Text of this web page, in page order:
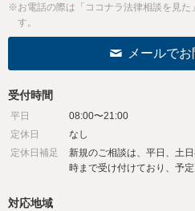
※お電話の際は「ココナラ法律相談を見た
す。
メールで
受付時間
平日
08:00〜21:00
定休日
なし
定休日補足
新規のご相談は、平日、土
時まで受け付けており、予
対応地域